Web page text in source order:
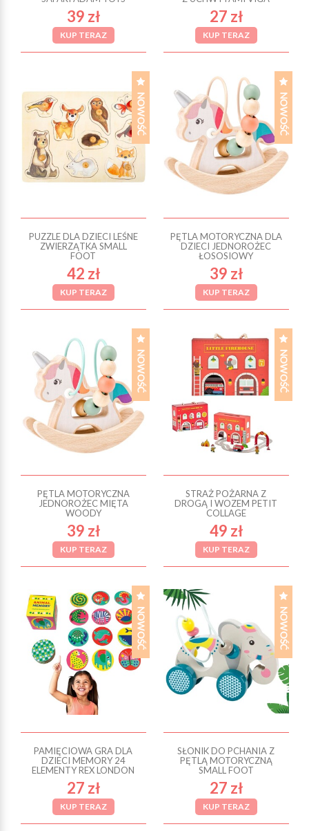
39 zł
KUP TERAZ
27 zł
KUP TERAZ
PUZZLE DLA DZIECI LEŚNE
ZWIERZĄTKA SMALL
FOOT
42 zł
KUP TERAZ
PĘTLA MOTORYCZNA DLA
DZIECI JEDNOROŻEC
ŁOSOSIOWY
39 zł
KUP TERAZ
PĘTLA MOTORYCZNA
JEDNOROŻEC MIĘTA
WOODY
39 zł
KUP TERAZ
STRAŻ POŻARNA Z
DROGĄ I WOZEM PETIT
COLLAGE
49 zł
KUP TERAZ
PAMIĘCIOWA GRA DLA
DZIECI MEMORY 24
ELEMENTY REX LONDON
27 zł
KUP TERAZ
SŁONIK DO PCHANIA Z
PĘTLĄ MOTORYCZNĄ
SMALL FOOT
27 zł
KUP TERAZ